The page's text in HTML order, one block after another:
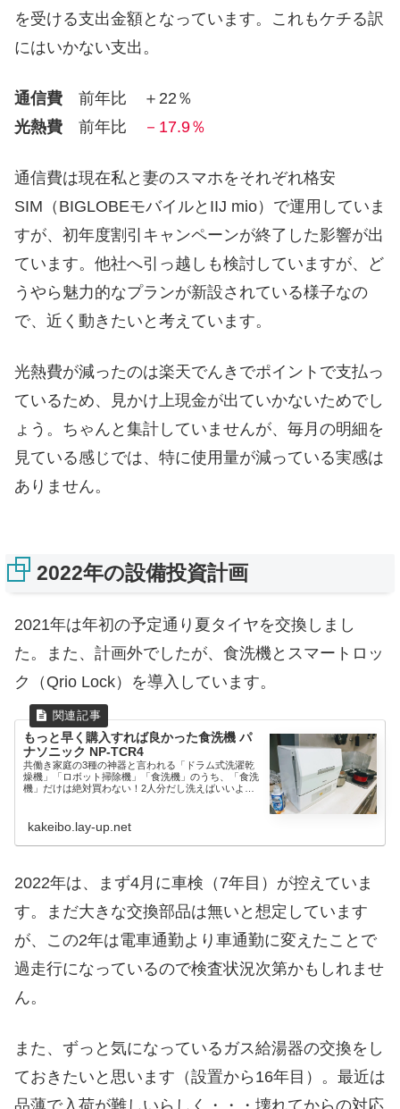
を受ける支出金額となっています。これもケチる訳
にはいかない支出。
通信費 前年比 ＋22％
光熱費 前年比 －17.9％
通信費は現在私と妻のスマホをそれぞれ格安
SIM（BIGLOBEモバイルとIIJ mio）で運用していま
すが、初年度割引キャンペーンが終了した影響が出
ています。他社へ引っ越しも検討していますが、ど
うやら魅力的なプランが新設されている様子なの
で、近く動きたいと考えています。
光熱費が減ったのは楽天でんきでポイントで支払っ
ているため、見かけ上現金が出ていかないためでし
ょう。ちゃんと集計していませんが、毎月の明細を
見ている感じでは、特に使用量が減っている実感は
ありません。
2022年の設備投資計画
2021年は年初の予定通り夏タイヤを交換しまし
た。また、計画外でしたが、食洗機とスマートロッ
ク（ Qrio Lock）を導入しています。
もっと早く購入すれば良かった食洗機 パ
ナソニック NP-TCR4
共働き家庭の3種の神器と言われる「ドラム式洗濯乾
燥機」「ロボット掃除機」「食洗機」のうち、「食洗
機」だけは絶対買わない！2人分だし洗えばいいよと
kakeibo.lay-up.net
2022年は、まず4月に車検（7年目）が控えていま
す。まだ大きな交換部品は無いと想定しています
が、この2年は電車通勤より車通勤に変えたことで
過走行になっているので検査状況次第かもしれませ
ん。
また、ずっと気になっているガス給湯器の交換をし
ておきたいと思います（設置から16年目）。最近は